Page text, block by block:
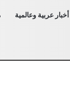
أخبار عربية وعالمية